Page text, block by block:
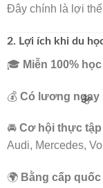
🌸
Đây chính là lợi
2. Lợi ích khi du
🎓 Miễn 100%
💰 Có lương ngay
🚘 Cơ hội thực tập
Audi, Mercedes,
🌍 Bằng cấp quốc